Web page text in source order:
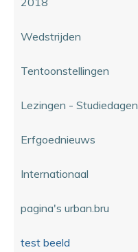
Wedstrijden
Tentoonstellingen
Lezingen - Studiedagen
Erfgoednieuws
Internationaal
pagina's urban.bru
test beeld